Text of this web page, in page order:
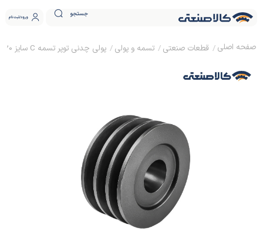
جستجو ورود ثبت نام
قطعات صنعتی تسمه و پولی پولی چدنی توپر تسمه C سایز 30 نافی دار